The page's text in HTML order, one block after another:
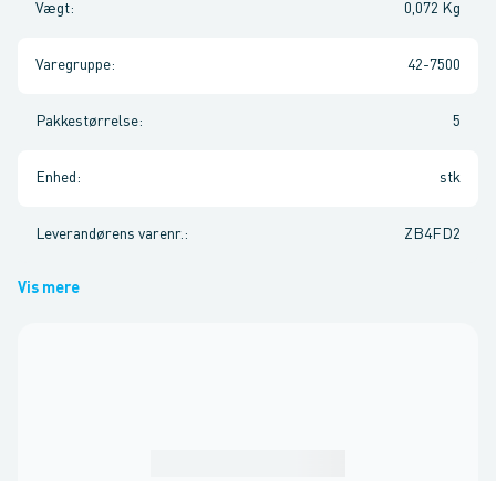
Vægt: 0,072 Kg
Varegruppe: 42-7500
Pakkestørrelse: 5
Enhed : stk
Leverandørens varenr. : ZB4FD2
Vis mere